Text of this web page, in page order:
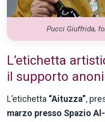
Pucci Giuffrida,
L’etichetta
il supporto
L’etichetta “Aituzza”,
marzo presso Spazio